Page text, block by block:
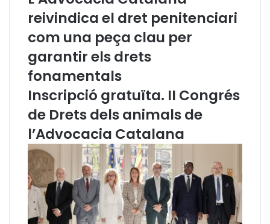
r
m
V
o
r
s
d
e
l
’
A
reivindica el dret penitenciari
com una peça clau per
garantir els drets
fonamentals
Inscripció gratuïta. II Congrés
de Drets dels animals de
l’Advocacia Catalana